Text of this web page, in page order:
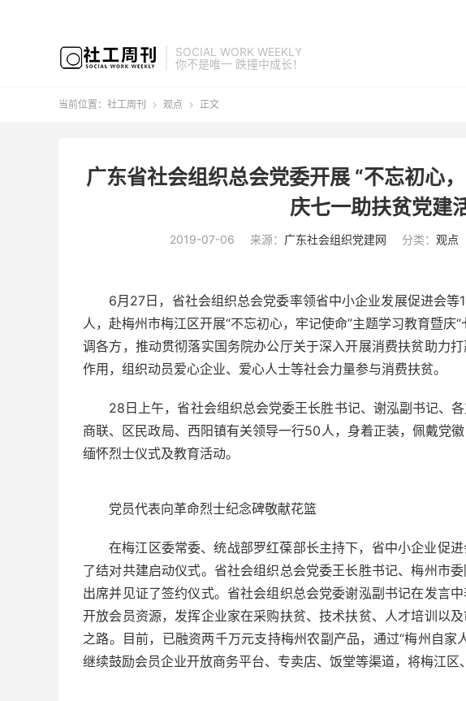
SOCIAL WORK WEEKLY
你不是唯一 跌撞中成长！
当前位置： 社工周刊  观点  正文
广东省社会组织总会党委开展 “不忘初心
庆七一助扶贫党建
2019-07-06 来源： 广东社会组织党建网 分类： 观点
6月27日，省社会组织总会党委率领省中小企业发展促进会
人，赴梅州市梅江区开展“不忘初心，牢记使命”主题学习教育暨庆
调各方，推动贯彻落实国务院办公厅关于深入开展消费扶贫助力
作用，组织动员爱心企业、爱心人士等社会力量参与消费扶贫。
28日上午，省社会组织总会党委王长胜书记、谢泓副书记、
商联、区民政局、西阳镇有关领导一行50人，身着正装，佩戴党
缅怀烈士仪式及教育活动。
党员代表向革命烈士纪念碑敬献花篮
在梅江区委常委、统战部罗红葆部长主持下，省中小企业促
了结对共建启动仪式。省社会组织总会党委王长胜书记、梅州市
出席并见证了签约仪式。省社会组织总会党委谢泓副书记在发言
开放会员资源，发挥企业家在采购扶贫、技术扶贫、人才培训以
之路。目前，已融资两千万元支持梅州农副产品，通过“梅州自家
继续鼓励会员企业开放商务平台、专卖店、饭堂等渠道，将梅江区